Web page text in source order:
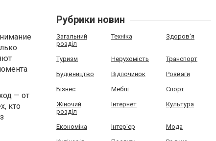
— от
кто
Рубрики новин
Загальний
розділ
Техніка Здоров'я
Туризм Нерухомість Транспорт
Будівництво Відпочинок Розваги
Бізнес Меблі Спорт
Жіночий
розділ
Інтернет Культура
Економіка Інтер'єр Мода